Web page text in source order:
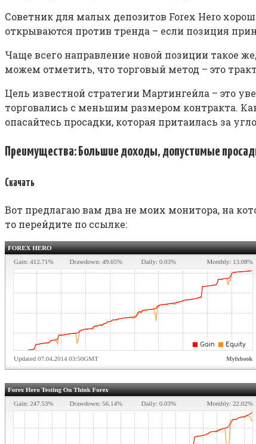
Советник для малых депозитов Forex Hero
открываются против тренда – если позиция
Чаще всего направление новой позиции такое
можем отметить, что торговый метод – это
Цель известной стратегии Мартингейла – это
торговались с меньшим размером контракта.
опасайтесь просадки, которая притаилась за
Преимущества: Большие доходы, допустимые
Скачать
Вот предлагаю вам два не моих монитора, на
то перейдите по ссылке: